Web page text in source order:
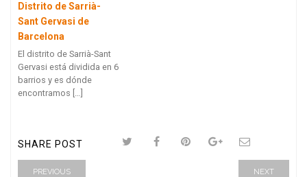
Distrito de Sarrià-
Sant Gervasi de
Barcelona
El distrito de Sarrià-Sant
Gervasi está dividida en 6
barrios y es dónde
encontramos […]
SHARE POST
PREVIOUS NEXT